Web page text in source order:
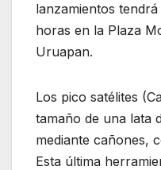
lanzamientos
horas en la Plaza
Uruapan.
Los pico satélites
tamaño de una lata
mediante cañones,
Esta última